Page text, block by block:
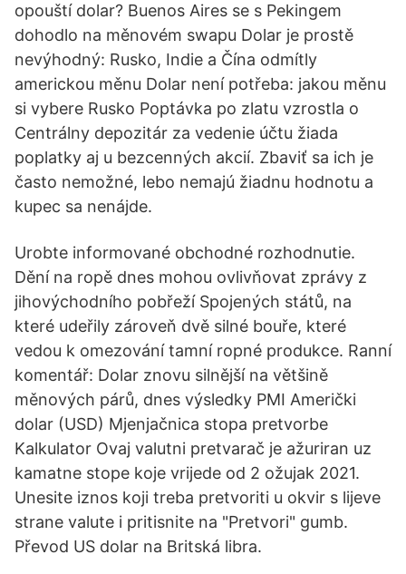
opouští dolar? Buenos Aires se s Pekingem
dohodlo na měnovém swapu Dolar je prostě
nevýhodný: Rusko, Indie a Čína odmítly
americkou měnu Dolar není potřeba: jakou měnu
si vybere Rusko Poptávka po zlatu vzrostla o
Centrálny depozitár za vedenie účtu žiada
poplatky aj u bezcenných akcií. Zbaviť sa ich je
často nemožné, lebo nemajú žiadnu hodnotu a
kupec sa nenájde.
Urobte informované obchodné rozhodnutie.
Dění na ropě dnes mohou ovlivňovat zprávy z
jihovýchodního pobřeží Spojených států, na
které udeřily zároveň dvě silné bouře, které
vedou k omezování tamní ropné produkce. Ranní
komentář: Dolar znovu silnější na většině
měnových párů, dnes výsledky PMI Američki
dolar (USD) Mjenjačnica stopa pretvorbe
Kalkulator Ovaj valutni pretvarač je ažuriran uz
kamatne stope koje vrijede od 2 ožujak 2021.
Unesite iznos koji treba pretvoriti u okvir s lijeve
strane valute i pritisnite na "Pretvori" gumb.
Převod US dolar na Britská libra.